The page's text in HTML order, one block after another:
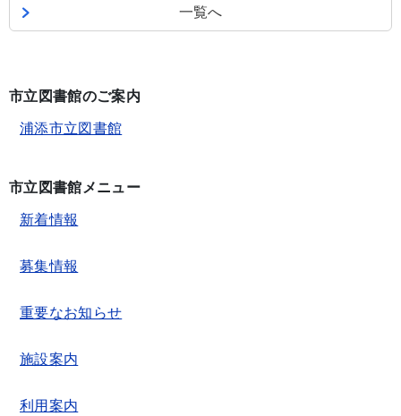
一覧へ
市立図書館のご案内
浦添市立図書館
市立図書館メニュー
新着情報
募集情報
重要なお知らせ
施設案内
利用案内